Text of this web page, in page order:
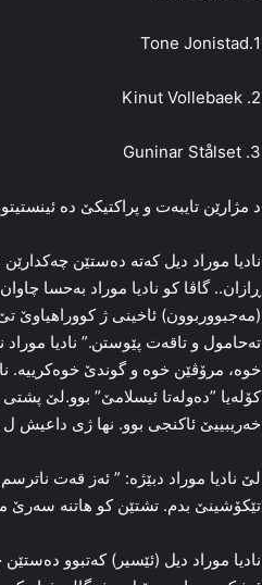
1.Tone Jonistad
2. Kinut Vollebaek
3. Guninar Stålset
د مژارێن تایبه‌ت و پراکتیکێ ده‌
نادیا موراد دیل که‌ته‌ ده‌ستێن
ڕازان.. گاڤا کو نادیا موراد به‌حسا
(مه‌جبووربوون) ئاخینی ژ کووراهیاوێ
ته‌حامول و تاقه‌ت پێوستن.” نادیا
خوه‌، مرۆڤێن خوه‌ و گوندێ خوه‌کرییه‌.
کۆله‌یا ”ده‌وله‌تا ئیسلامێ” بوو.لێ
خه‌ریبییێ ئاکنجی بوو. نها ژی داعیش
لێ نادیا موراد دبێژه‌: ” ئه‌ز قه‌ت
تێکۆشینێ بدم. تشتێن کو هاتنه‌ سه‌رێ
نادیا موراد دیل (ئێسیر) که‌تبوو